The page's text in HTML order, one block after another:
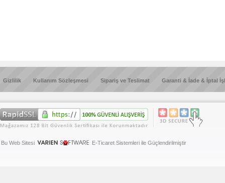
Gizlilik Kullanım Sözleşmesi Sipariş ve Teslimat Garanti & İade & İptal
Bu Web Sitesi E-Ticaret Sistemleri ile Güçlendirilmiştir